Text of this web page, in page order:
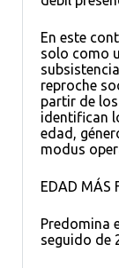
En este
solo como
reproche
partir de
identifican
edad,
modus
EDAD MÁS
Predomina
seguido de